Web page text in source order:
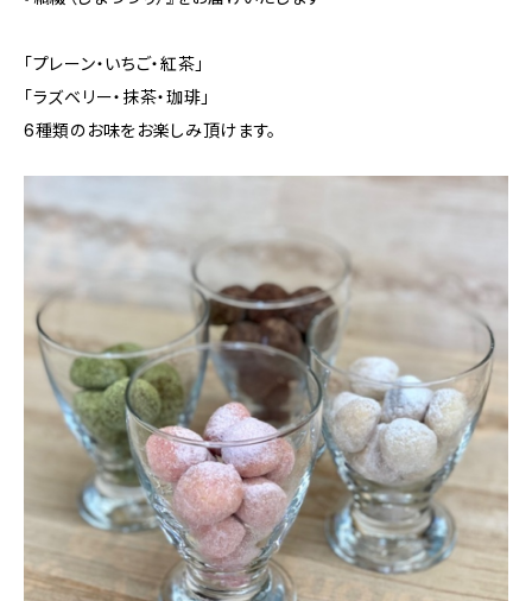
「プレーン・いちご・紅茶」
「ラズベリー・抹茶・珈琲」
6種類のお味をお楽しみ頂けます。